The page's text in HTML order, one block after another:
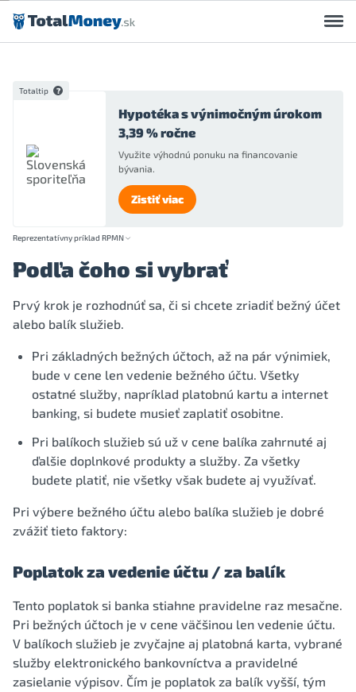
Preskočiť na obsah
Totaltip
Hypotéka s výnimočným úrokom
3,39 % ročne
Využite výhodnú ponuku na financovanie
bývania.
Zistiť viac
Reprezentatívny príklad RPMN
Podľa čoho si vybrať
Prvý krok je rozhodnúť sa, či si chcete zriadiť bežný účet
alebo balík služieb.
Pri základných bežných účtoch, až na pár výnimiek,
bude v cene len vedenie bežného účtu. Všetky
ostatné služby, napríklad platobnú kartu a internet
banking, si budete musieť zaplatiť osobitne.
Pri balíkoch služieb sú už v cene balíka zahrnuté aj
ďalšie doplnkové produkty a služby. Za všetky
budete platiť, nie všetky však budete aj využívať.
Pri výbere bežného účtu alebo balíka služieb je dobré
zvážiť tieto faktory:
Poplatok za vedenie účtu / za balík
Tento poplatok si banka stiahne pravidelne raz mesačne.
Pri bežných účtoch je v cene väčšinou len vedenie účtu.
V balíkoch služieb je zvyčajne aj platobná karta, vybrané
služby elektronického bankovníctva a pravidelné
zasielanie výpisov. Čím je poplatok za balík vyšší, tým